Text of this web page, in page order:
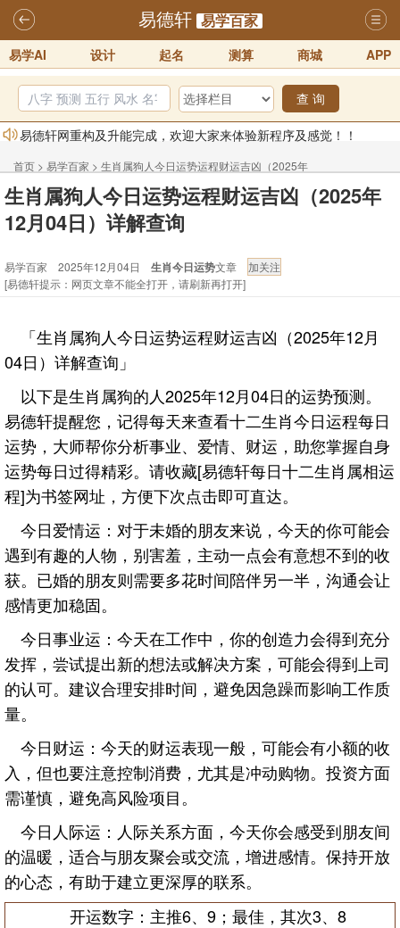
易德轩 易学百家
易学AI 设计 起名 测算 商城 APP
查 询
易德轩网重构及升能完成，欢迎大家来体验新程序及感觉！！
2025-07-01
2026年化太岁锦囊属马、鼠、牛、龙、兔、狗、鸡生肖化太岁开始预
订！！
2025-10-01
易德轩首席风水大师铁笔居士简介！！
2021-9-2
易德轩通告：本网站易德轩商标及LOGO注册声明
体验！！
2025-07-01
首页 > 易学百家 > 生肖属狗人今日运势运程财运吉凶（2025年
12月04日）详解查询
生肖属狗人今日运势运程财运吉凶（2025年
12月04日）详解查询
易学百家 2025年12月04日 生肖今日运势文章
[易德轩提示：网页文章不能全打开，请刷新再打开]
「生肖属狗人今日运势运程财运吉凶（2025年12月
04日）详解查询」
以下是生肖属狗的人2025年12月04日的运势预测。
易德轩提醒您，记得每天来查看十二生肖今日运程每日
运势，大师帮你分析事业、爱情、财运，助您掌握自身
运势每日过得精彩。请收藏[易德轩每日十二生肖属相运
程]为书签网址，方便下次点击即可直达。
今日爱情运：对于未婚的朋友来说，今天的你可能会
遇到有趣的人物，别害羞，主动一点会有意想不到的收
获。已婚的朋友则需要多花时间陪伴另一半，沟通会让
感情更加稳固。
今日事业运：今天在工作中，你的创造力会得到充分
发挥，尝试提出新的想法或解决方案，可能会得到上司
的认可。建议合理安排时间，避免因急躁而影响工作质
量。
今日财运：今天的财运表现一般，可能会有小额的收
入，但也要注意控制消费，尤其是冲动购物。投资方面
需谨慎，避免高风险项目。
今日人际运：人际关系方面，今天你会感受到朋友间
的温暖，适合与朋友聚会或交流，增进感情。保持开放
的心态，有助于建立更深厚的联系。
开运数字：主推6、9；最佳，其次3、8